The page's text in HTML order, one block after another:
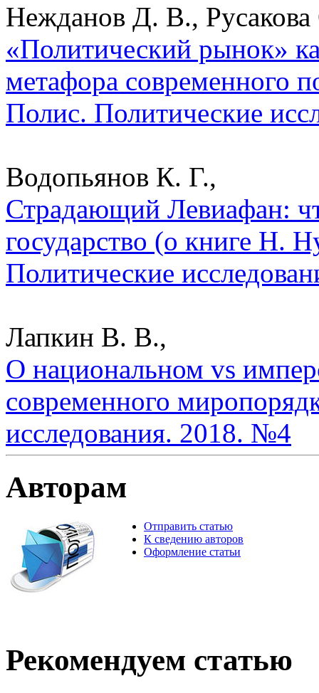
Нежданов Д. В.,
«Политический рынок»
метафора современного
Полис. Политические
Водопьянов К. Г.,
Страдающий Левиафан:
государство (о книге Н.
Политические
Лапкин В. В.,
О национальном vs
современного
исследования. 2018. №4
Авторам
Отправить статью
К сведению авторов
Оформление статьи
Рекомендуем статью